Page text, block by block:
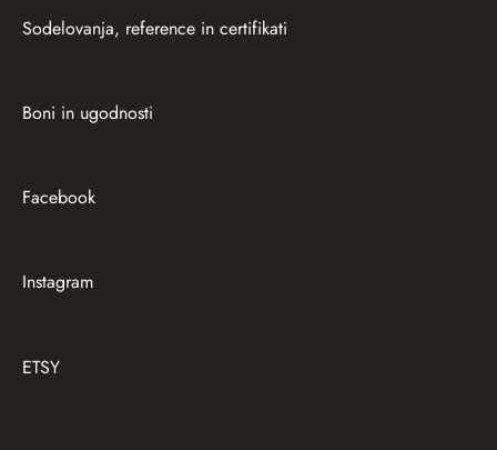
Sodelovanja, reference in certifikati
Boni in ugodnosti
Facebook
Instagram
ETSY